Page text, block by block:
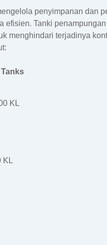
penyimpanan dan
efisien. Tanki
menghindari terjadinya
Tanks
KL
KL